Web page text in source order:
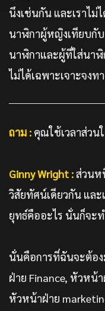
นึงเช่นกัน และเราไม่
นาฬิกาผู้หญิงเทียบกั
นาฬิกาและผู้ที่ใส่นาฬิ
ไม่ได้เฉพาะเจาะจง
ถาม : คุณใช้เวลาส่ว
Ginny Wright :ส่วนห
วิสัยทัศน์เดียวกัน และ
ยุทธ์คืออะไร นั่นก็จะ
นั่นคือการที่ฉันจะต้อ
ฝ่าย Finance, หัวหน้
หัวหน้าฝ่าย